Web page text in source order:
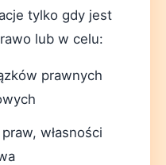
tylko gdy jest
lub w celu:
prawnych
własności